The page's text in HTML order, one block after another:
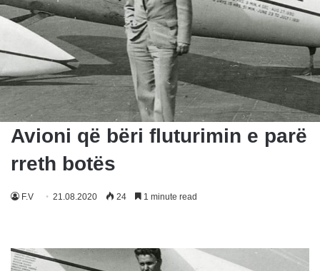
Avioni që bëri fluturimin e parë
rreth botës
F.V 21.08.2020 24 1 minute read